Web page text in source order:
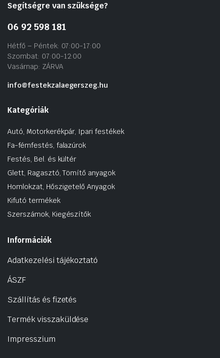
Segítségre van szüksége?
06 92 598 181
Hétfő – Péntek: 07:00-17:00
Szombat: 07:00-12:00
Vasárnap: ZÁRVA
info@festekzalaegerszeg.hu
Kategóriák
Autó, Motorkerékpár, Ipari festékek
Fa-fémfestés, falazúrok
Festés, Bel. és kültér
Glett, Ragasztó, Tömítő anyagok
Homlokzat, Hőszigetelő Anyagok
Kifutó termékek
Szerszámok, Kiegészítők
Információk
Adatkezelési tájékoztató
ÁSZF
Szállítás és fizetés
Termék visszaküldése
Impresszium